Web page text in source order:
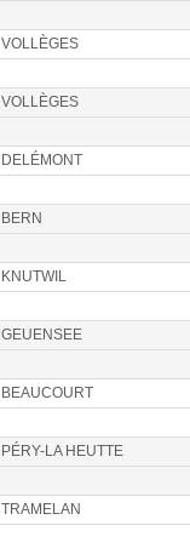
VOLLÈGES
VOLLÈGES
DELÉMONT
BERN
KNUTWIL
GEUENSEE
BEAUCOURT
PÉRY-LA HEUTTE
TRAMELAN